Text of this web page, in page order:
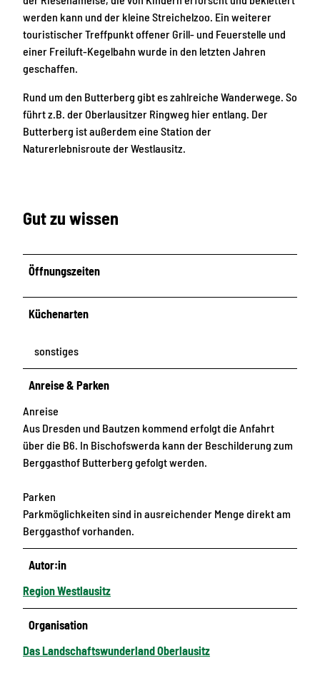
werden kann und der kleine Streichelzoo. Ein weiterer
touristischer Treffpunkt offener Grill- und Feuerstelle und
einer Freiluft-Kegelbahn wurde in den letzten Jahren
geschaffen.
Rund um den Butterberg gibt es zahlreiche Wanderwege. So
führt z.B. der Oberlausitzer Ringweg hier entlang. Der
Butterberg ist außerdem eine Station der
Naturerlebnisroute der Westlausitz.
Gut zu wissen
Öffnungszeiten
Küchenarten
sonstiges
Anreise & Parken
Anreise
Aus Dresden und Bautzen kommend erfolgt die Anfahrt
über die B6. In Bischofswerda kann der Beschilderung zum
Berggasthof Butterberg gefolgt werden.
Parken
Parkmöglichkeiten sind in ausreichender Menge direkt am
Berggasthof vorhanden.
Autor:in
Region Westlausitz
Organisation
Das Landschaftswunderland Oberlausitz